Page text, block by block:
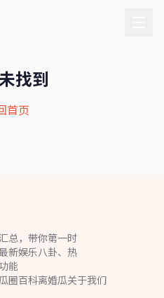
找到
首页
总，带你第一时
新娱乐八卦、热
能
圈百科离婚瓜关于我们